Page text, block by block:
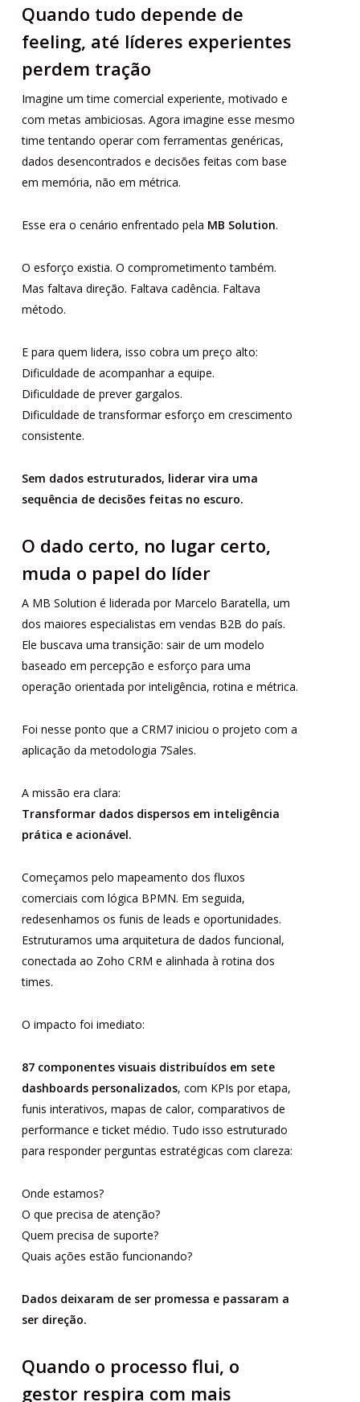
Quando tudo depende de
feeling, até líderes experientes
perdem tração
Imagine um time comercial experiente, motivado e
com metas ambiciosas. Agora imagine esse mesmo
time tentando operar com ferramentas genéricas,
dados desencontrados e decisões feitas com base
em memória, não em métrica.
Esse era o cenário enfrentado pela MB Solution.
O esforço existia. O comprometimento também.
Mas faltava direção. Faltava cadência. Faltava
método.
E para quem lidera, isso cobra um preço alto:
Dificuldade de acompanhar a equipe.
Dificuldade de prever gargalos.
Dificuldade de transformar esforço em crescimento
consistente.
Sem dados estruturados, liderar vira uma
sequência de decisões feitas no escuro.
O dado certo, no lugar certo,
muda o papel do líder
A MB Solution é liderada por Marcelo Baratella, um
dos maiores especialistas em vendas B2B do país.
Ele buscava uma transição: sair de um modelo
baseado em percepção e esforço para uma
operação orientada por inteligência, rotina e métrica.
Foi nesse ponto que a CRM7 iniciou o projeto com a
aplicação da metodologia 7Sales.
A missão era clara:
Transformar dados dispersos em inteligência
prática e acionável.
Começamos pelo mapeamento dos fluxos
comerciais com lógica BPMN. Em seguida,
redesenhamos os funis de leads e oportunidades.
Estruturamos uma arquitetura de dados funcional,
conectada ao Zoho CRM e alinhada à rotina dos
times.
O impacto foi imediato:
87 componentes visuais distribuídos em sete
dashboards personalizados, com KPIs por etapa,
funis interativos, mapas de calor, comparativos de
performance e ticket médio. Tudo isso estruturado
para responder perguntas estratégicas com clareza:
Onde estamos?
O que precisa de atenção?
Quem precisa de suporte?
Quais ações estão funcionando?
Dados deixaram de ser promessa e passaram a
ser direção.
Quando o processo flui, o
gestor respira com mais